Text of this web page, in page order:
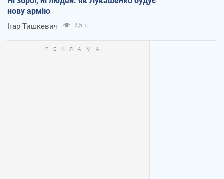
нову армію
Ігар Тишкевич 8,5 т.